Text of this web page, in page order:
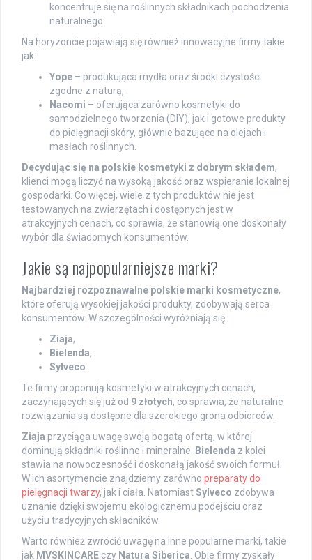
koncentruje się na roślinnych składnikach pochodzenia
naturalnego.
Na horyzoncie pojawiają się również innowacyjne firmy takie
jak:
Yope – produkująca mydła oraz środki czystości
zgodne z naturą,
Nacomi – oferująca zarówno kosmetyki do
samodzielnego tworzenia (DIY), jak i gotowe produkty
do pielęgnacji skóry, głównie bazujące na olejach i
masłach roślinnych.
Decydując się na polskie kosmetyki z dobrym składem,
klienci mogą liczyć na wysoką jakość oraz wspieranie lokalnej
gospodarki. Co więcej, wiele z tych produktów nie jest
testowanych na zwierzętach i dostępnych jest w
atrakcyjnych cenach, co sprawia, że stanowią one doskonały
wybór dla świadomych konsumentów.
Jakie są najpopularniejsze marki?
Najbardziej rozpoznawalne polskie marki kosmetyczne,
które oferują wysokiej jakości produkty, zdobywają serca
konsumentów. W szczególności wyróżniają się:
Ziaja,
Bielenda,
Sylveco
Te firmy proponują kosmetyki w atrakcyjnych cenach,
zaczynających się już od 9 złotych, co sprawia, że naturalne
rozwiązania są dostępne dla szerokiego grona odbiorców.
Ziaja przyciąga uwagę swoją bogatą ofertą, w której
dominują składniki roślinne i mineralne. Bielenda z kolei
stawia na nowoczesność i doskonałą jakość swoich formuł.
W ich asortymencie znajdziemy zarówno preparaty do
pielęgnacji twarzy, jak i ciała. NatomiastSylveco zdobywa
uznanie dzięki swojemu ekologicznemu podejściu oraz
użyciu tradycyjnych składników.
Warto również zwrócić uwagę na inne popularne marki, takie
jak MVSKINCARE czy Natura Siberica . Obie firmy zyskały